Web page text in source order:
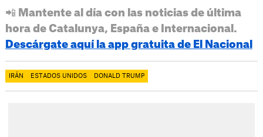
📲 Mantente al día con las noticias de última
hora de Catalunya, España e Internacional.
Descárgate aquí la app gratuita de El Nacional
IRÁN ESTADOS UNIDOS DONALD TRUMP